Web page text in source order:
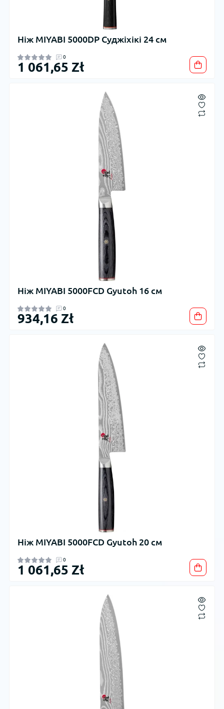
Ніж MIYABI 5000DP Суджіхікі 24 см
0
1 061,65 Zł
Ніж MIYABI 5000FCD Gyutoh 16 см
0
934,16 Zł
Ніж MIYABI 5000FCD Gyutoh 20 см
0
1 061,65 Zł